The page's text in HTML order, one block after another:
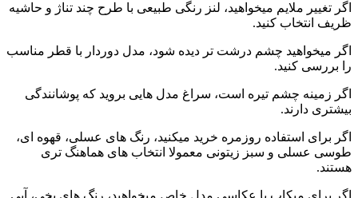
اگر تغییر ملایم میخواهید، لنز رنگی طبیعی با طرح چند تناژ و حاشیه
ظریف انتخاب کنید.
اگر میخواهید چشم درشت تر دیده شود، مدل دوردار با قطر مناسب
را بررسی کنید.
اگر زمینه چشم تیره است، سراغ مدل هایی بروید که پوشانندگی
بیشتری دارند.
اگر برای استفاده روزمره خرید میکنید، رنگ های عسلی، قهوه ای،
طوسی عسلی و سبز زیتونی معمولا انتخاب های هماهنگ تری
هستند.